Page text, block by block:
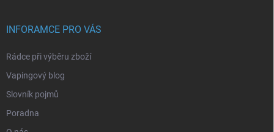
INFORAMCE PRO VÁS
Rádce při výběru zboží
Vapingový blog
Slovník pojmů
Poradna